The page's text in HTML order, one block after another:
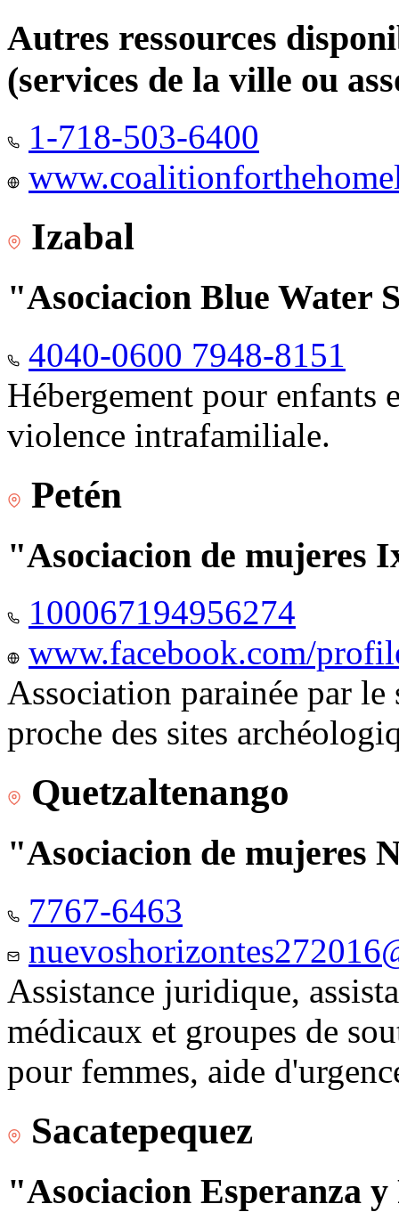
Autres ressources
(services de la ville ou
1-718-503-6400
Izabal
"Asociacion Blue Water
4040-0600 7948-8151
Hébergement pour enfants
violence intrafamiliale.
Petén
"Asociacion de mujeres
100067194956274
www.facebook.com/
Association parainée par
proche des sites
Quetzaltenango
"Asociacion de mujeres
7767-6463
Assistance juridique,
médicaux et groupes de
pour femmes, aide
Sacatepequez
"Asociacion Esperanza